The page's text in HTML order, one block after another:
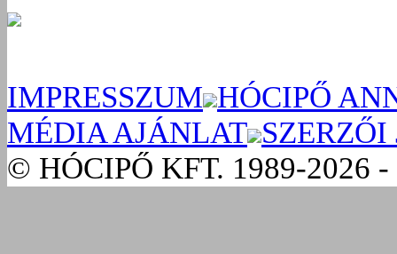
IMPRESSZUM HÓCIPŐ
MÉDIA AJÁNLAT SZERZŐI
© HÓCIPŐ KFT. 1989-2026